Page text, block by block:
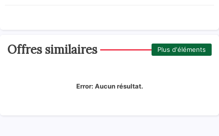
Offres similaires Plus d'éléments
Error: Aucun résultat.